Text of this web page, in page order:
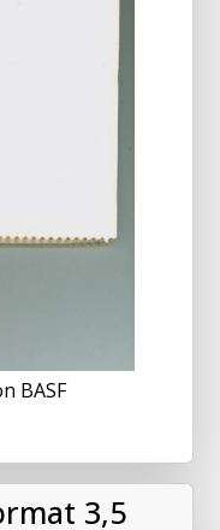
BASF
3,5